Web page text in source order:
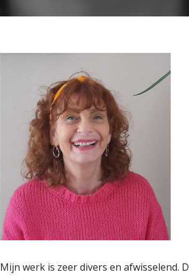
Mijn werk is zeer divers en afwisselend.